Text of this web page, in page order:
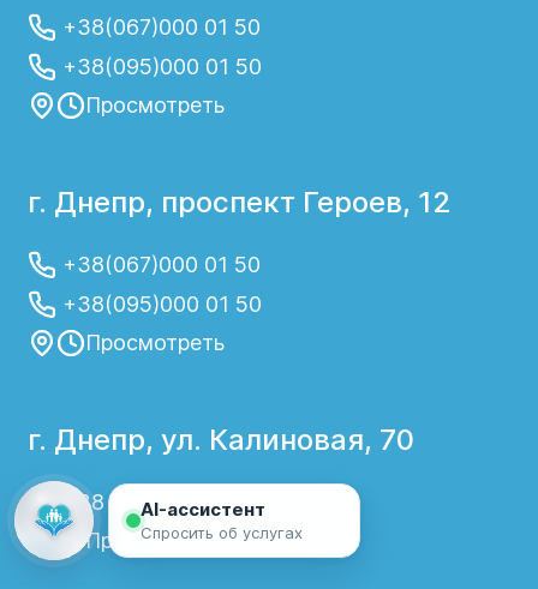
+38(067)000 01 50
+38(095)000 01 50
Просмотреть
г. Днепр, проспект Героев, 12
+38(067)000 01 50
+38(095)000 01 50
Просмотреть
г. Днепр, ул. Калиновая, 70
+38 067 000 01 50
Просмотреть
AI-ассистент
Спросить об услугах